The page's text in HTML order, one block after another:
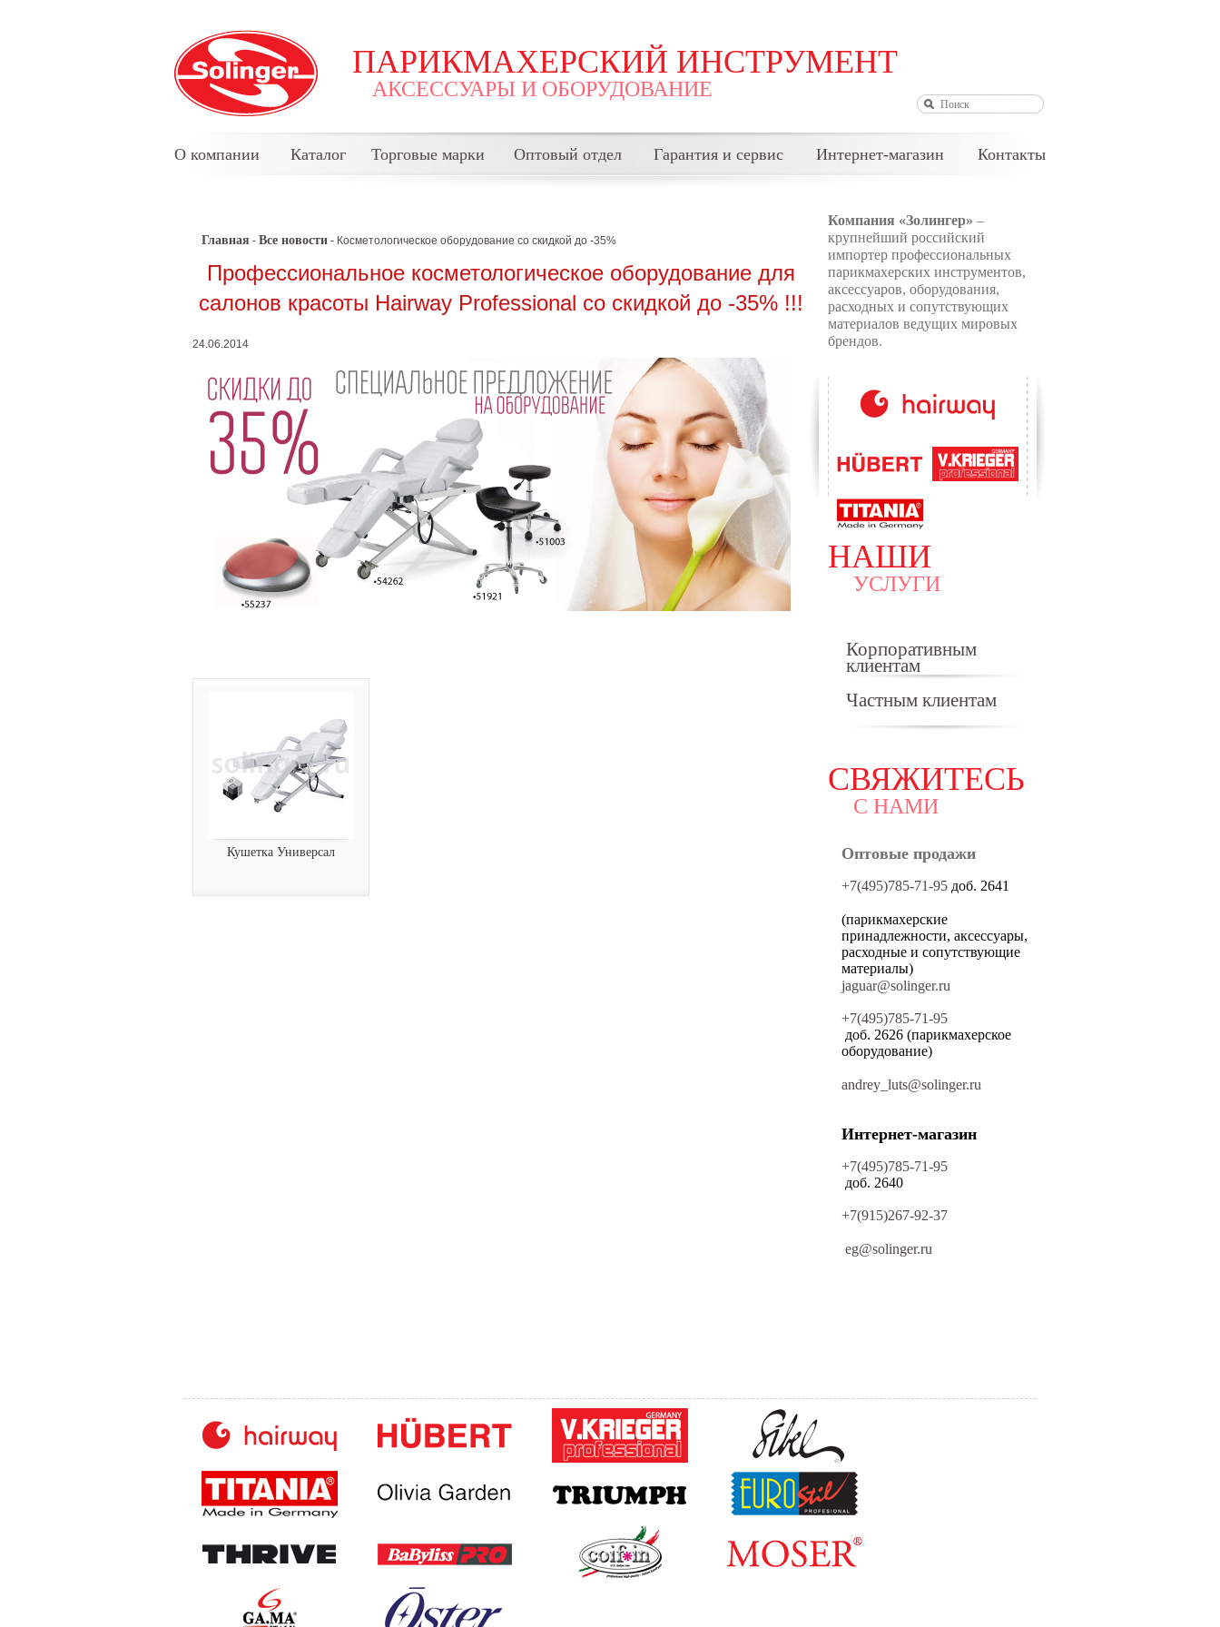
ПАРИКМАХЕРСКИЙ ИНСТРУМЕНТ
АКСЕССУАРЫ И ОБОРУДОВАНИЕ
О компании Каталог Торговые марки Оптовый отдел Гарантия и сервис Интернет-магазин Контакты
Компания «Золингер» –
крупнейший российский
импортер профессиональных
парикмахерских инструментов,
аксессуаров, оборудования,
расходных и сопутствующих
материалов ведущих мировых
брендов.
НАШИ
УСЛУГИ
Корпоративным
клиентам
Частным клиентам
СВЯЖИТЕСЬ
С НАМИ
Оптовые продажи
+7(495)785-71-95 доб. 2641
(парикмахерские
принадлежности, аксессуары,
расходные и сопутствующие
материалы)
jaguar@solinger.ru
+7(495)785-71-95
доб. 2626 (парикмахерское
оборудование)
andrey_luts@solinger.ru
Интернет-магазин
+7(495)785-71-95
доб. 2640
+7(915)267-92-37
eg@solinger.ru
Главная - Все новости - Косметологическое оборудование со скидкой до -35%
Профессиональное косметологическое оборудование для
салонов красоты Hairway Professional со скидкой до -35% !!!
24.06.2014
Кушетка Универсал